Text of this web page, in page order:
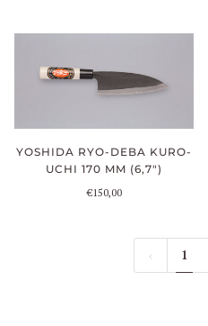
YOSHIDA RYO-DEBA KURO-
UCHI 170 MM (6,7")
€150,00
1